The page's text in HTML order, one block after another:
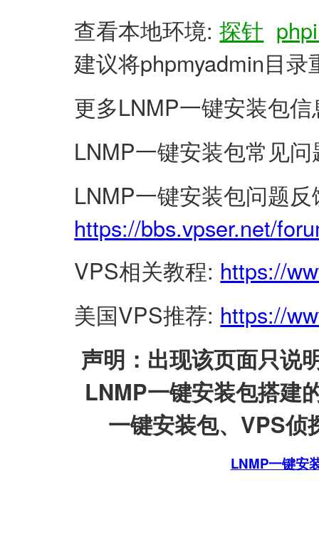
查看本地环境:探针
建议将phpmyadmin目
更多LNMP一键安装包
LNMP一键安装包常见
LNMP一键安装包问题
https://bbs.vpser.net/
VPS相关教程: https://
美国VPS推荐: https://
声明：出现该页面只说
LNMP一键安装包搭建
一键安装包、VPS
LNMP一键安